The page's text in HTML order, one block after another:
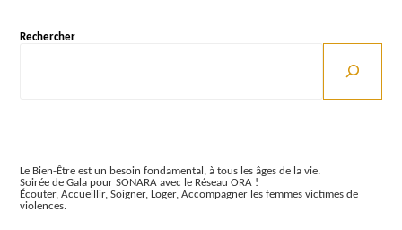
Rechercher
Le Bien-Être est un besoin fondamental, à tous les âges de la vie.
Soirée de Gala pour SONARA avec le Réseau ORA !
Écouter, Accueillir, Soigner, Loger, Accompagner les femmes victimes de
violences.